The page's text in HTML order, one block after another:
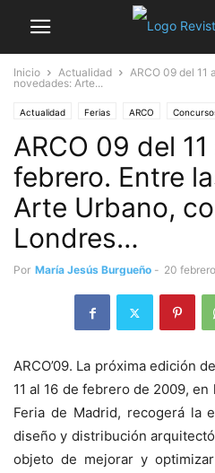
Inicio Actualidad
ARCO 09 del 11
novedades: Arte...
Actualidad Ferias ARCO
ARCO 09 del
febrero. Entre
Arte Urbano,
Londres…
Por María Jesús Burgueño - 20
ARCO’09. La próxima edición
11 al 16 de febrero de 2009,
Feria de Madrid, recogerá la
diseño y distribución
objeto de mejorar y